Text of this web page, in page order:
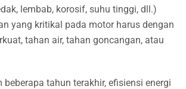
lembab, korosif, suhu tinggi, dll.)
yang kritikal pada motor harus dengan
tahan air, tahan goncangan, atau
beberapa tahun terakhir, efisiensi energi